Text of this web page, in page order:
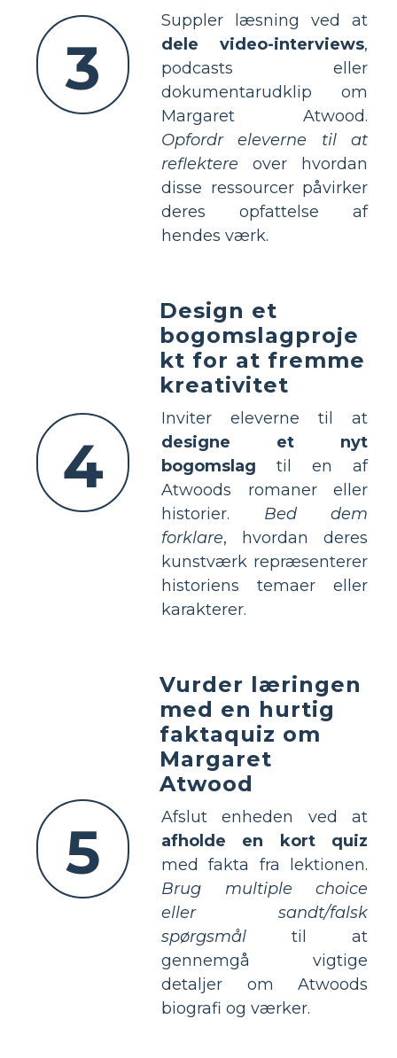
3
Suppler læsning ved at
dele video-interviews,
podcasts eller
dokumentarudklip om
Margaret Atwood.
Opfordr eleverne til at
reflektere over hvordan
disse ressourcer påvirker
deres opfattelse af
hendes værk.
4
Design et
bogomslagproje
kt for at fremme
kreativitet
Inviter eleverne til at
designe et nyt
bogomslag til en af
Atwoods romaner eller
historier. Bed dem
forklare, hvordan deres
kunstværk repræsenterer
historiens temaer eller
karakterer.
5
Vurder læringen
med en hurtig
faktaquiz om
Margaret
Atwood
Afslut enheden ved at
afholde en kort quiz
med fakta fra lektionen.
Brug multiple choice
eller sandt/falsk
spørgsmål til at
gennemgå vigtige
detaljer om Atwoods
biografi og værker.